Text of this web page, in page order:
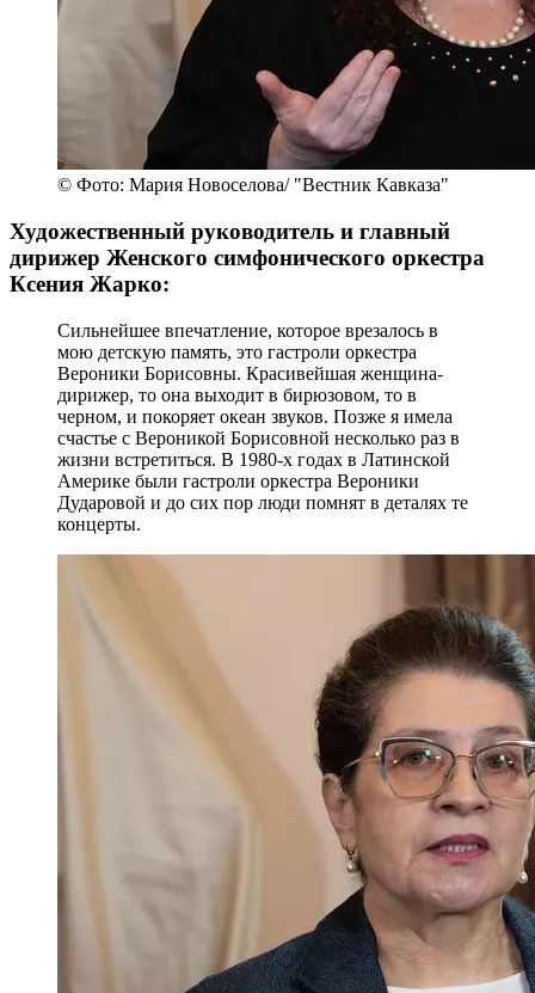
© Фото: Мария Новоселова/ "Вестник Кавказа"
Художественный руководитель и главный
дирижер Женского симфонического оркестра
Ксения Жарко:
Сильнейшее впечатление, которое врезалось в
мою детскую память, это гастроли оркестра
Вероники Борисовны. Красивейшая женщина-
дирижер, то она выходит в бирюзовом, то в
черном, и покоряет океан звуков. Позже я имела
счастье с Вероникой Борисовной несколько раз в
жизни встретиться. В 1980-х годах в Латинской
Америке были гастроли оркестра Вероники
Дударовой и до сих пор люди помнят в деталях те
концерты.